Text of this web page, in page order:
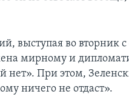
выступая во вторник
мирному и
нет». При этом,
ничего не отдаст».